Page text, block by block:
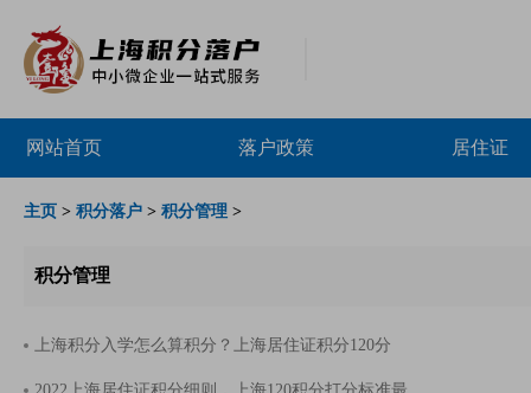
网站首页 落户政策 居住证
主页 > 积分落户 > 积分管理 >
积分管理
上海积分入学怎么算积分？上海居住证积分120分